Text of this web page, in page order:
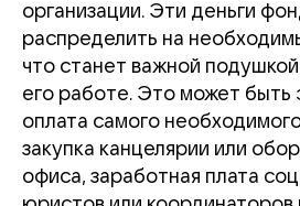
организации. Эти деньги
распределить на
что станет важной
его работе. Это может быть
оплата самого
закупка канцелярии или
офиса, заработная плата